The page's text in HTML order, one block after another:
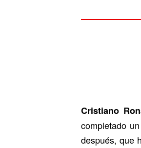
Cristiano
completado
después, que